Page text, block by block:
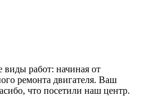
работ: начиная от
ремонта двигателя. Ваш
что посетили наш центр.